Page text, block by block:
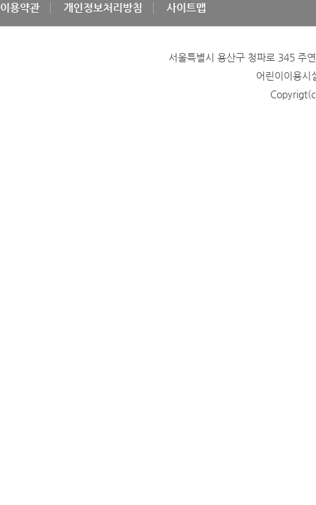
이용약관 개인정보처리방침 사이트맵
서울특별시 용산구 청파로 345
어린이이용시